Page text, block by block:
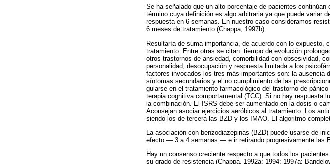
Se ha señalado que un alto porcentaje de pacientes
término cuya definición es algo arbitraria ya que puede variar
respuesta en 6 semanas. En nuestro caso consideramos
6 meses de tratamiento (Chappa, 1997b).
Resultaría de suma importancia, de acuerdo con lo expuesto,
tratamiento. Entre otras se citan: tiempo de evolución
otros trastornos de ansiedad, comorbilidad con obsesividad,
personalidad, desocupación y respuesta limitada a los
factores invocados los tres más importantes son: la ausencia
síntomas secundarios y el no cumplimiento de las
guiarse en el tratamiento farmacológico del trastorno de
terapia cognitiva comportamental (TCC). Si no hay respuesta
la combinación. El ISRS debe ser aumentado en la dosis o
Aconsejan asociar ejercicios aeróbicos al tratamiento. Los
siendo los de tercera las BZD y los IMAO. El algoritmo
La asociación con benzodiazepinas (BZD) puede usarse de
efecto — 3 a 4 semanas — e ir retirando progresivamente las
Hay un consenso creciente respecto a que todos los
su grado de resistencia (Chappa, 1992a; 1994; 1997a;